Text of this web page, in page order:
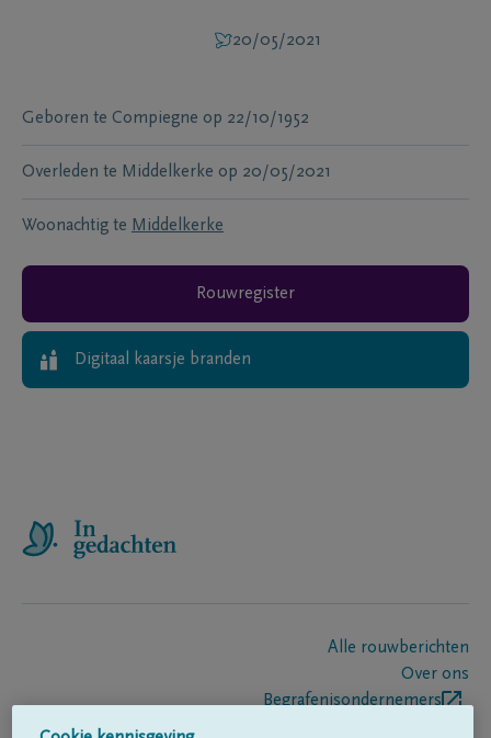
20/05/2021
Geboren te Compiegne op 22/10/1952
Overleden te Middelkerke op 20/05/2021
Woonachtig te Middelkerke
Rouwregister
Digitaal kaarsje branden
Alle rouwberichten
Over ons
Begrafenisondernemers